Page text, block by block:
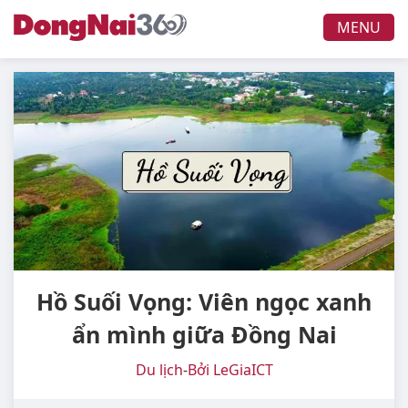
MENU
Hồ Suối Vọng: Viên ngọc xanh
ẩn mình giữa Đồng Nai
Du lịch-Bởi LeGiaICT